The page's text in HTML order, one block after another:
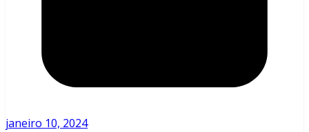
janeiro 10, 2024